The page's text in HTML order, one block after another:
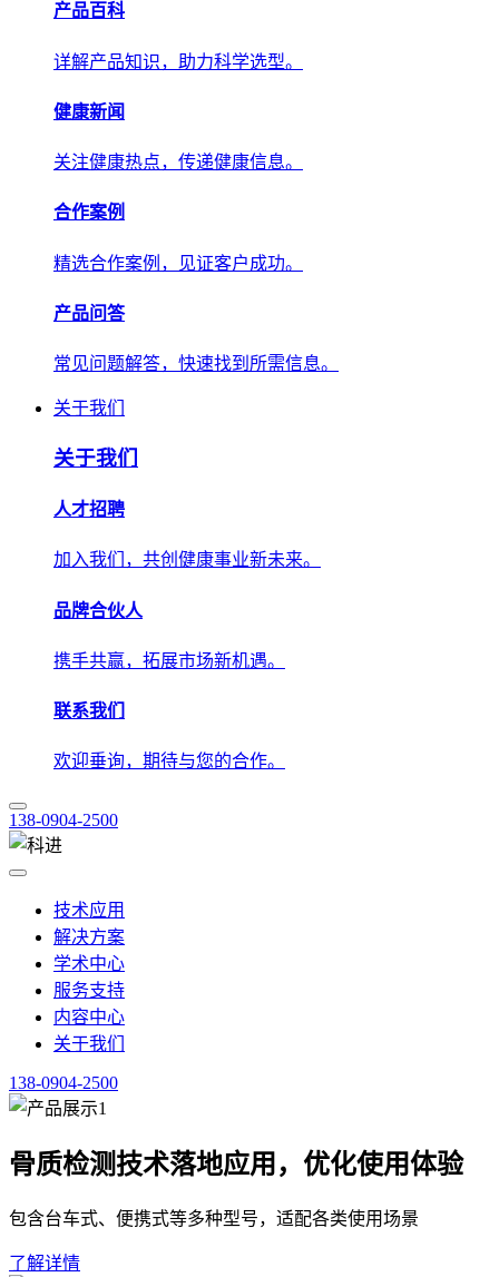
产品百科
详解产品知识，助力科学选型。
健康新闻
关注健康热点，传递健康信息。
合作案例
精选合作案例，见证客户成功。
产品问答
常见问题解答，快速找到所需信息。
关于我们
关于我们
人才招聘
加入我们，共创健康事业新未来。
品牌合伙人
携手共赢，拓展市场新机遇。
联系我们
欢迎垂询，期待与您的合作。
138-0904-2500
技术应用
解决方案
学术中心
服务支持
内容中心
关于我们
138-0904-2500
骨质检测技术落地应用，优化使用体验
包含台车式、便携式等多种型号，适配各类使用场景
了解详情